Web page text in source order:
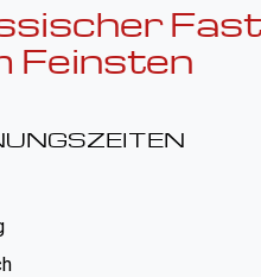
Feinsten